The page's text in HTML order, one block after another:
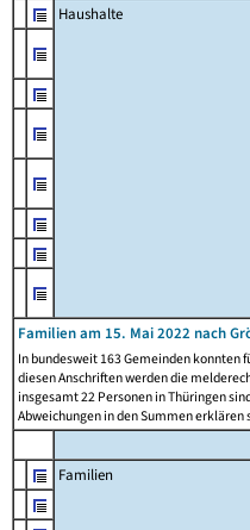
Haushalte
Familien am 15. Mai 2022 nach
In bundesweit 163 Gemeinden konnten
diesen Anschriften werden die
insgesamt 22 Personen in Thüringen
Abweichungen in den Summen
Familien